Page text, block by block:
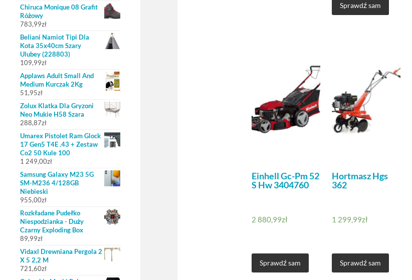
Chiruca Monique 08 Grafit
Różowy
783,99zł
Beliani Namiot Tipi Dla
Kota 35x40cm Szary
Ulubey (228803)
109,99zł
Applaws Adult Small And
Medium Kurczak 2Kg
51,95zł
Zolux Klatka Dla Gryzoni
Neo Mukie H58 Szara
288,87zł
Umarex Pistolet Ram Glock
17 Gen5 T4E .43 + Zestaw
Co2 50 Kule 100
1 249,00zł
Samsung Galaxy M23 5G
SM-M236 4/128GB
Niebieski
955,00zł
Rozkładane Pudełko
Niespodzianka - Duży
Czarny Exploding Box
89,99zł
Vidaxl Drewniana Pergola 2
X 5 2,2 M
721,60zł
Sprawdź sam
Einhell Gc-Pm 52
S Hw 3404760
2 880,99zł
Sprawdź sam
Hortmasz Hgs
362
1 299,99zł
Sprawdź sam